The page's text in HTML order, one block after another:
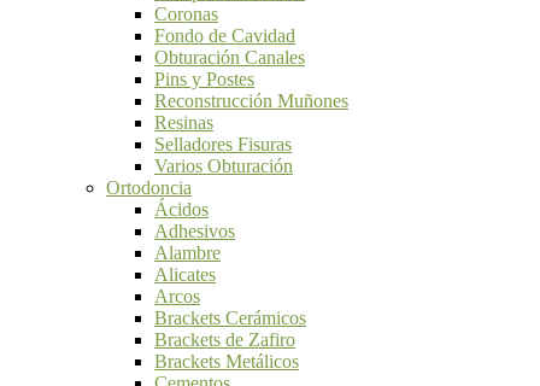
Coronas
Fondo de Cavidad
Obturación Canales
Pins y Postes
Reconstrucción Muñones
Resinas
Selladores Fisuras
Varios Obturación
Ortodoncia
Ácidos
Adhesivos
Alambre
Alicates
Arcos
Brackets Cerámicos
Brackets de Zafiro
Brackets Metálicos